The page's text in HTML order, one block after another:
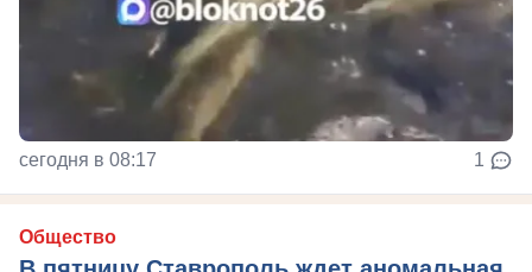
сегодня в 08:17 1
Общество